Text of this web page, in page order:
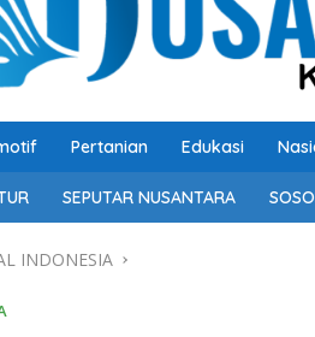
Pertanian Edukasi
SEPUTAR NUSANTARA
INDONESIA